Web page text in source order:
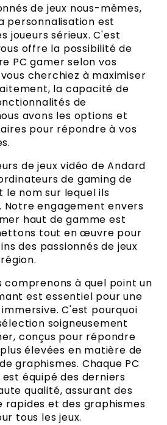
de jeux nous-mêmes,
personnalisation est
joueurs sérieux. C'est
offre la possibilité de
PC gamer selon vos
cherchiez à maximiser
la capacité de
de
avons les options et
pour répondre à vos
de jeux vidéo de Andard
de gaming de
le nom sur lequel ils
engagement envers
haut de gamme est
tout en œuvre pour
des passionnés de jeux
comprenons à quel point un
est essentiel pour une
C'est pourquoi
soigneusement
conçus pour répondre
élevées en matière de
graphismes. Chaque PC
équipé des derniers
qualité, assurant des
rapides et des graphismes
tous les jeux.